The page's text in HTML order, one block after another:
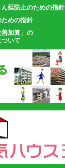
延防止のための指針
めの指針
善加算」の
ついて